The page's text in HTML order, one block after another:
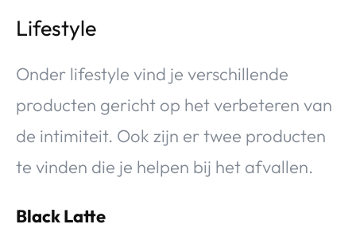
Lifestyle
Onder lifestyle vind je verschillende
producten gericht op het verbeteren van
de intimiteit. Ook zijn er twee producten
te vinden die je helpen bij het afvallen.
Black Latte